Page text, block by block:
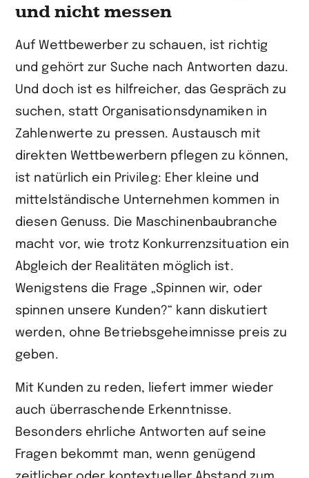
und nicht messen
Auf Wettbewerber zu schauen, ist richtig
und gehört zur Suche nach Antworten dazu.
Und doch ist es hilfreicher, das Gespräch zu
suchen, statt Organisationsdynamiken in
Zahlenwerte zu pressen. Austausch mit
direkten Wettbewerbern pflegen zu können,
ist natürlich ein Privileg: Eher kleine und
mittelständische Unternehmen kommen in
diesen Genuss. Die Maschinenbaubranche
macht vor, wie trotz Konkurrenzsituation ein
Abgleich der Realitäten möglich ist.
Wenigstens die Frage „Spinnen wir, oder
spinnen unsere Kunden?“ kann diskutiert
werden, ohne Betriebsgeheimnisse preis zu
geben.
Mit Kunden zu reden, liefert immer wieder
auch überraschende Erkenntnisse.
Besonders ehrliche Antworten auf seine
Fragen bekommt man, wenn genügend